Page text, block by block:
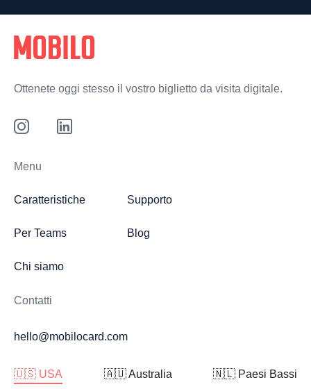
Ottenete oggi stesso il vostro biglietto da visita digitale.
Menu
Caratteristiche
Per Teams
Chi siamo
Supporto
Blog
Contatti
hello@mobilocard.com
🇺🇸 USA 🇦🇺 Australia 🇳🇱 Paesi Bassi